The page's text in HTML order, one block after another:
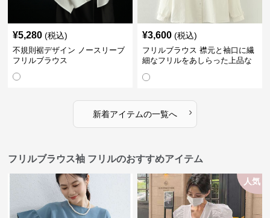
¥5,280 (税込)
不規則裾デザイン ノースリーブ
フリルブラウス
¥3,600 (税込)
フリルブラウス 襟元と袖口に繊
細なフリルをあしらった上品な
新着アイテムの一覧へ ›
フリルブラウス袖 フリルのおすすめアイテム
人気